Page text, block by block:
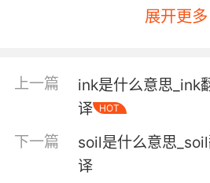
【clerk相关词条】
rates clerk 运价核算员;
file clerk n. 档案管理者;管档
展开更多
上一篇
ink是什么意思_ink
译
HOT
下一篇
soil是什么意思
译